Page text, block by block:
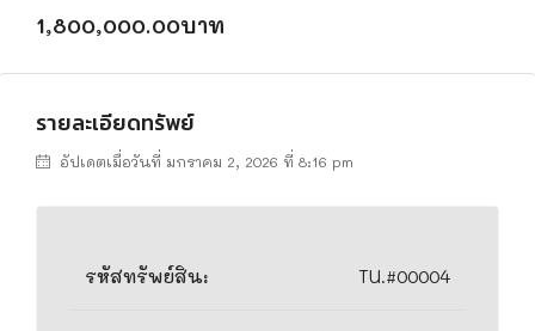
1,800,000.00บาท
รายละเอียดทรัพย์
อัปเดตเมื่อวันที่ มกราคม 2, 2026 ที่ 8:16 pm
รหัสทรัพย์สิน: TU.#00004